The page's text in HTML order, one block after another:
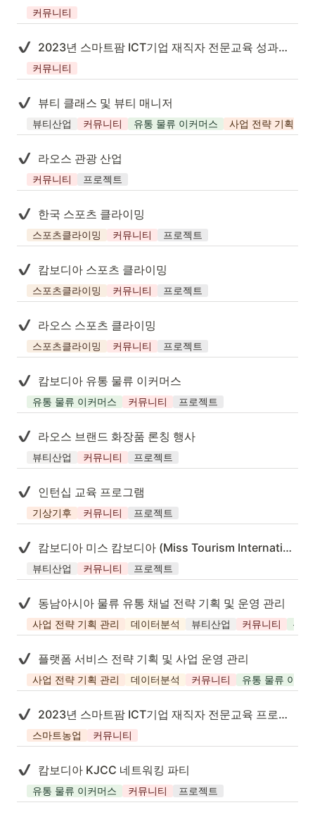
커뮤니티
2023년 스마트팜 ICT기업 재직자 전문교육 성과공유회
커뮤니티
뷰티 클래스 및 뷰티 매니저
뷰티산업 커뮤니티 유통 물류 이커머스 사업 전략 기획 관
라오스 관광 산업
커뮤니티 프로젝트
한국 스포츠 클라이밍
스포츠클라이밍 커뮤니티 프로젝트
캄보디아 스포츠 클라이밍
스포츠클라이밍 커뮤니티 프로젝트
라오스 스포츠 클라이밍
스포츠클라이밍 커뮤니티 프로젝트
캄보디아 유통 물류 이커머스
유통 물류 이커머스 커뮤니티 프로젝트
라오스 브랜드 화장품 론칭 행사
뷰티산업 커뮤니티 프로젝트
인턴십 교육 프로그램
기상기후 커뮤니티 프로젝트
캄보디아 미스 캄보디아 (Miss Tourism International Cambodia) 화장품 브랜드 엠바서더
뷰티산업 커뮤니티 프로젝트
동남아시아 물류 유통 채널 전략 기획 및 운영 관리
사업 전략 기획 관리 데이터분석 뷰티산업 커뮤니티 유통
플랫폼 서비스 전략 기획 및 사업 운영 관리
사업 전략 기획 관리 데이터분석 커뮤니티 유통 물류 이커
2023년 스마트팜 ICT기업 재직자 전문교육 프로젝트
스마트농업 커뮤니티
캄보디아 KJCC 네트워킹 파티
유통 물류 이커머스 커뮤니티 프로젝트